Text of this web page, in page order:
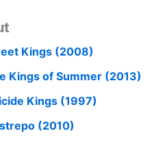
Kings (2008)
Kings of Summer (2013)
Kings (1997)
(2010)